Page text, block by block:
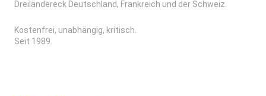
Dreiländereck Deutschland, Frankreich und der Schweiz.
Kostenfrei, unabhängig, kritisch.
Seit 1989.